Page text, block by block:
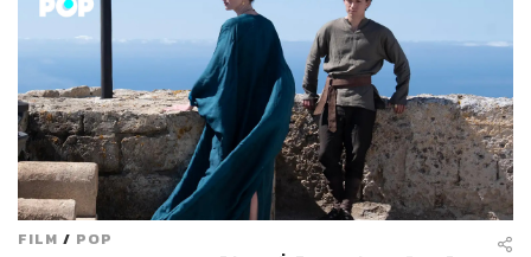
อย่างไรก็ตาม กฎของพาเรโตยังคงต้องพึ่งพาประสบการณ์ไม่
น้อย ในกรณีของงานใหม่หรือสำหรับมือใหม่ที่ไม่รู้ว่าควรจัด
ลำดับความสำคัญอย่างไร หรือแยกอย่างลำบากใจว่าอันไหน
ด่วน ซึ่งในเคสต์นี้ใช้ไอเซนฮาวร์ เมทริกซ์ ดูจะเป็นวิธีการที่
เหมาะที่สุด
วิธีนี้คิดค้นขึ้นโดย ดไวต์ ไอเซนฮาวร์ (Dwight Eisenhower)
อดีตประธานาธิบดีสหรัฐอเมริกา เขาได้แบ่งช่องเป็น 4 ช่อง
FILM / POP